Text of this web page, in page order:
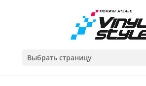
Выбрать страницу